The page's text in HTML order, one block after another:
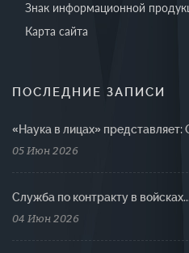
Знак информационной
Карта сайта
ПОСЛЕДНИЕ ЗАПИСИ
«Наука в лицах» представляет:
05 Июн 2026
Cлужба по контракту в войсках...
04 Июн 2026